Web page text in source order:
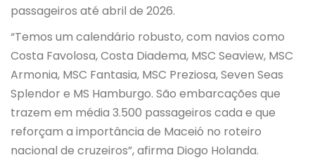
passageiros até abril de 2026.
“Temos um calendário robusto, com navios como
Costa Favolosa, Costa Diadema, MSC Seaview, MSC
Armonia, MSC Fantasia, MSC Preziosa, Seven Seas
Splendor e MS Hamburgo. São embarcações que
trazem em média 3.500 passageiros cada e que
reforçam a importância de Maceió no roteiro
nacional de cruzeiros”, afirma Diogo Holanda.